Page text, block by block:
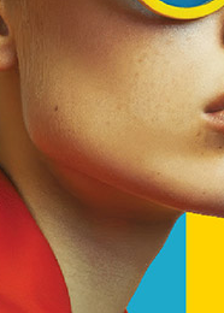
sektöre yön veren
bekleniyor.
sunumlar ise
imkânı sunacak.
yanı sıra